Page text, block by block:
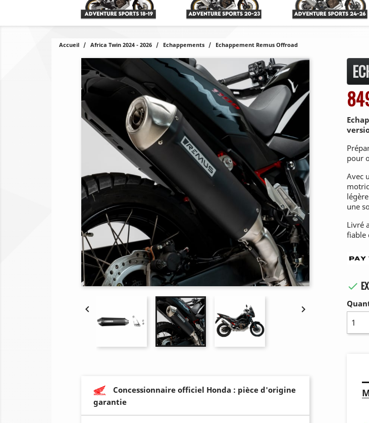
Accueil Africa Twin 2024 - 2026 Echappements Echappement Remus Offroad
 
Concessionnaire officiel Honda : pièce d'origine
garantie
pour
Avec
une
Livré
fiable
